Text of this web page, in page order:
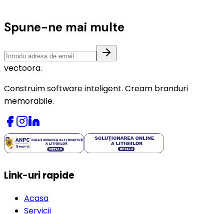
Spune-ne mai multe
vectoora.
Construim software inteligent. Cream branduri
memorabile.
Link-uri rapide
Acasa
Servicii